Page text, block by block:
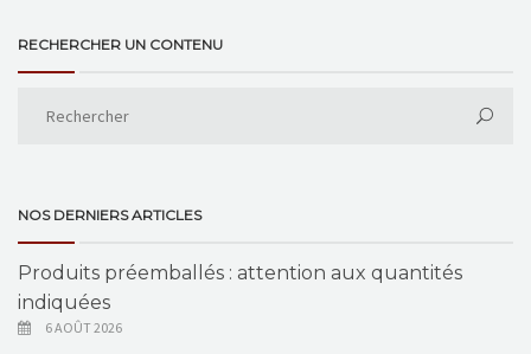
RECHERCHER UN CONTENU
NOS DERNIERS ARTICLES
Produits préemballés : attention aux quantités
indiquées
6 AOÛT 2026